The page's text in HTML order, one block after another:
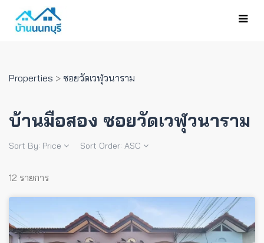
Properties > ซอยวัดเวฬุวนาราม
บ้านมือสอง ซอยวัดเวฬุวนาราม
Sort By: Price Sort Order: ASC
12 รายการ